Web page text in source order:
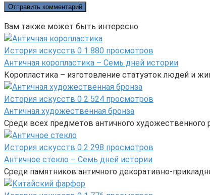
Вам также может быть интересно
История искусств 0 1 880 просмотров
Античная коропластика – Семь дней истории
Коропластика – изготовление статуэток людей и
История искусств 0 2 524 просмотров
Античная художественная бронза
Среди всех предметов античного
История искусств 0 2 298 просмотров
Античное стекло – Семь дней истории
Среди памятников античного декоративно-